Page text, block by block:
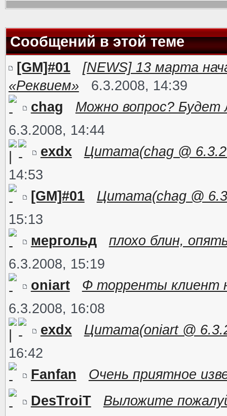
Сообщений в этой теме
[GM]#01
[NEWS] 13 марта
«Реквием»
6.3.2008, 14:39
chag
Можно вопрос? Будет
6.3.2008, 14:44
exdx
Цитата(chag @
14:53
[GM]#01
Цитата(chag @
15:13
мергольд
плохо блин,
6.3.2008, 15:19
oniart
Ф торренты клиент
6.3.2008, 16:08
exdx
Цитата(oniart @
16:42
Fanfan
Очень приятное
DesTroiT
Выложите